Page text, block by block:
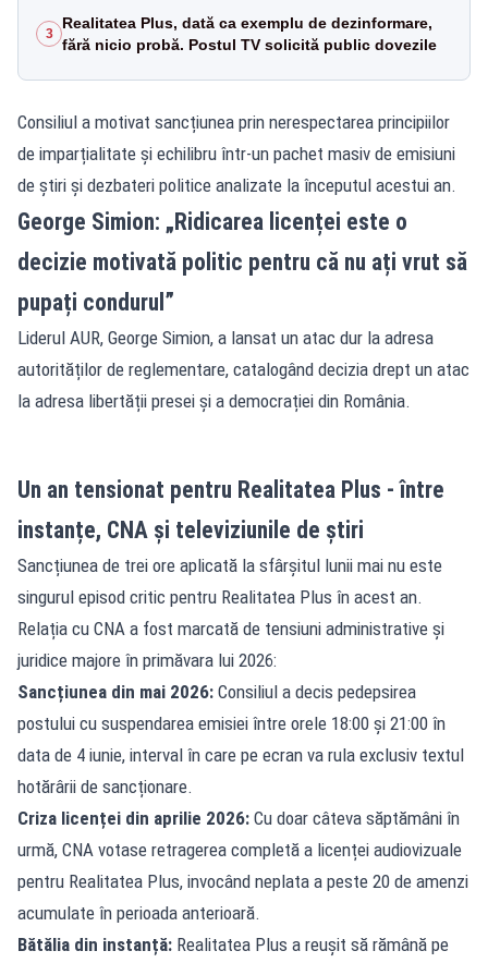
3
Realitatea Plus, dată ca exemplu de dezinformare,
fără nicio probă. Postul TV solicită public dovezile
Consiliul a motivat sancțiunea prin nerespectarea principiilor
de imparțialitate și echilibru într-un pachet masiv de emisiuni
de știri și dezbateri politice analizate la începutul acestui an.
George Simion: „Ridicarea licenței este o
decizie motivată politic pentru că nu ați vrut să
pupați condurul”
Liderul AUR, George Simion, a lansat un atac dur la adresa
autorităților de reglementare, catalogând decizia drept un atac
la adresa libertății presei și a democrației din România.
Un an tensionat pentru Realitatea Plus - între
instanțe, CNA și televiziunile de știri
Sancțiunea de trei ore aplicată la sfârșitul lunii mai nu este
singurul episod critic pentru Realitatea Plus în acest an.
Relația cu CNA a fost marcată de tensiuni administrative și
juridice majore în primăvara lui 2026:
Sancțiunea din mai 2026: Consiliul a decis pedepsirea
postului cu suspendarea emisiei între orele 18:00 și 21:00 în
data de 4 iunie, interval în care pe ecran va rula exclusiv textul
hotărârii de sancționare.
Criza licenței din aprilie 2026: Cu doar câteva săptămâni în
urmă, CNA votase retragerea completă a licenței audiovizuale
pentru Realitatea Plus, invocând neplata a peste 20 de amenzi
acumulate în perioada anterioară.
Bătălia din instanță: Realitatea Plus a reușit să rămână pe